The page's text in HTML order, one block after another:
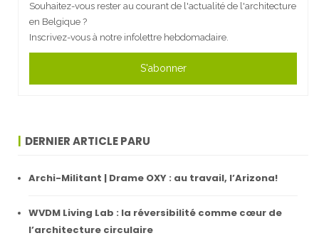
Souhaitez-vous rester au courant de l'actualité de l'architecture
en Belgique ?
Inscrivez-vous à notre infolettre hebdomadaire.
S'abonner
DERNIER ARTICLE PARU
Archi-Militant | Drame OXY : au travail, l’Arizona!
WVDM Living Lab : la réversibilité comme cœur de
l’architecture circulaire